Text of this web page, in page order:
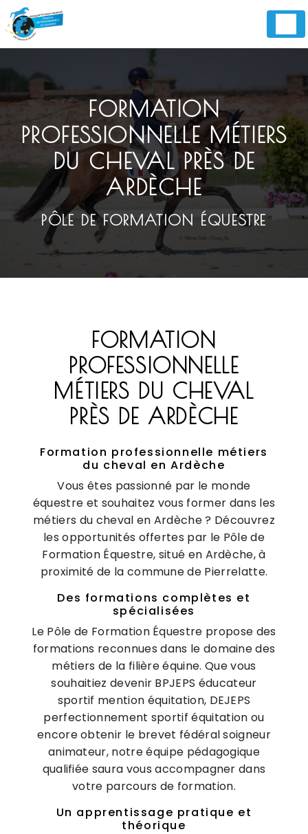
FORMATION
PROFESSIONNELLE MÉTIERS
DU CHEVAL PRÈS DE
ARDÈCHE
PÔLE DE FORMATION ÉQUESTRE
FORMATION
PROFESSIONNELLE
MÉTIERS DU CHEVAL
PRÈS DE ARDÈCHE
Formation professionnelle métiers
du cheval en Ardèche
Vous êtes passionné par le monde
équestre et souhaitez vous former dans les
métiers du cheval en Ardèche ? Découvrez
les opportunités offertes par le Pôle de
Formation Équestre, situé en Ardèche, à
proximité de la commune de Pierrelatte.
Des formations complètes et
spécialisées
Le Pôle de Formation Équestre propose des
formations reconnues dans le domaine des
métiers de la filière équine. Que vous
souhaitiez devenir BPJEPS éducateur
sportif mention équitation, DEJEPS
perfectionnement sportif équitation ou
encore obtenir le brevet fédéral soigneur
animateur, notre équipe pédagogique
qualifiée saura vous accompagner dans
votre parcours de formation.
Un apprentissage pratique et
théorique
Panneau de gestion des cookies